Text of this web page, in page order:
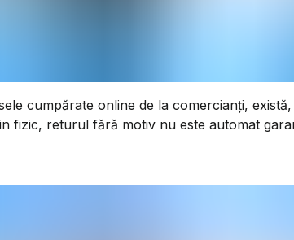
cumpărate online de la comercianți,
fizic, returul fără motiv nu este automat